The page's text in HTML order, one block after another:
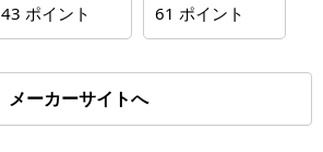
43 ポイント
61 ポイント
メーカーサイトへ